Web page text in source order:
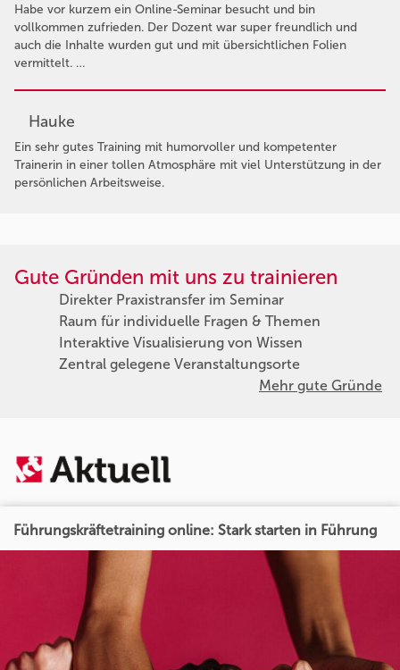
Habe vor kurzem ein Online-Seminar besucht und bin
vollkommen zufrieden. Der Dozent war super freundlich und
auch die Inhalte wurden gut und mit übersichtlichen Folien
vermittelt. …
Hauke
Ein sehr gutes Training mit humorvoller und kompetenter
Trainerin in einer tollen Atmosphäre mit viel Unterstützung in der
persönlichen Arbeitsweise.
Gute Gründen mit uns zu trainieren
Direkter Praxistransfer im Seminar
Raum für individuelle Fragen & Themen
Interaktive Visualisierung von Wissen
Zentral gelegene Veranstaltungsorte
Mehr gute Gründe
Führungskräftetraining online: Stark starten in Führung